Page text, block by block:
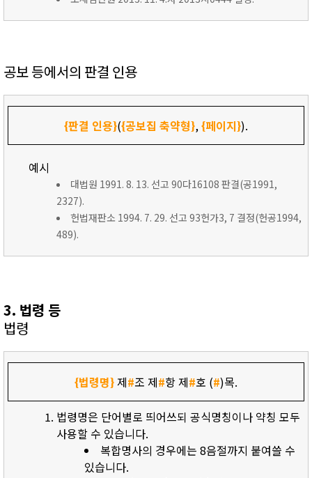
공보 등에서의 판결 인용
{판결 인용}({공보집 축약형},{페이지}).
예시
대법원 1991. 8. 13. 선고 90다16108 판결(공1991,
2327).
헌법재판소 1994. 7. 29. 선고 93헌가3, 7 결정(헌공1994,
489).
3. 법령 등
법령
{법령명}제#조 제#항 제#호 (#)목.
법령명은 단어별로 띄어쓰되 공식명칭이나 약칭 모두
사용할 수 있습니다.
복합명사의 경우에는 8음절까지 붙여쓸 수
있습니다.